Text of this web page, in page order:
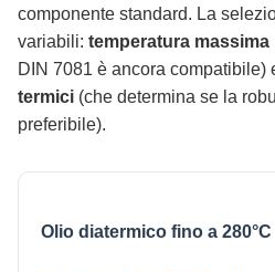
componente standard. La
variabili: temperatura massima
DIN 7081 è ancora compatibile)
termici (che determina se la
preferibile).
Olio diatermico fino a 280°C